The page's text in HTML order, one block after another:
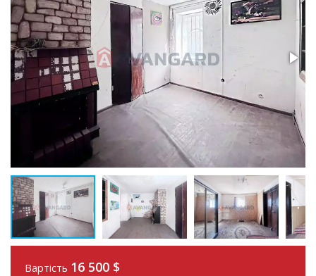
Вартість 16 500 $